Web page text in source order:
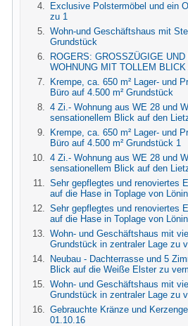
Exclusive Polstermöbel und ein
zu 1
Wohn-und Geschäftshaus mit
Grundstück
ROGERS: GROSSZÜGIGE
WOHNUNG MIT TOLLEM BLICK
Krempe, ca. 650 m² Lager- und
Büro auf 4.500 m² Grundstück
4 Zi.- Wohnung aus WE 28 und
sensationellem Blick auf den
Krempe, ca. 650 m² Lager- und
Büro auf 4.500 m² Grundstück 1
4 Zi.- Wohnung aus WE 28 und
sensationellem Blick auf den
Sehr gepflegtes und renoviertes
auf die Hase in Toplage von
Sehr gepflegtes und renoviertes
auf die Hase in Toplage von
Wohn- und Geschäftshaus mit
Grundstück in zentraler Lage zu
Neubau - Dachterrasse und 5
Blick auf die Weiße Elster zu
Wohn- und Geschäftshaus mit
Grundstück in zentraler Lage zu
Gebrauchte Kränze und
01.10.16